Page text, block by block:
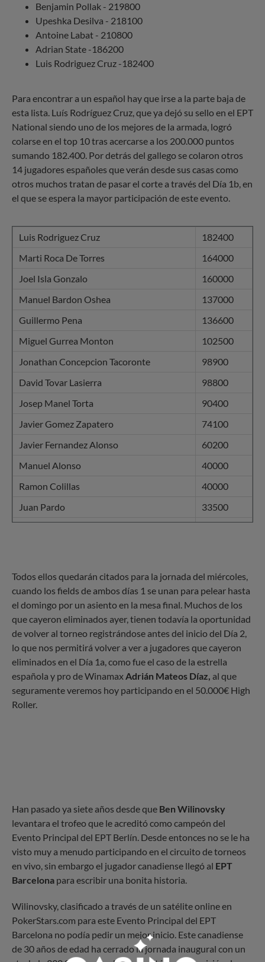
Benjamin Pollak - 219800
Upeshka Desilva - 218100
Antoine Labat - 210800
Adrian State -186200
Luis Rodriguez Cruz -182400
Para encontrar a un español hay que irse a la parte baja de
esta lista. Luís Rodríguez Cruz, que ya dejó su sello en el EPT
National siendo uno de los mejores de la armada, logró
colarse en el top 10 tras acercarse a los 200.000 puntos
sumando 182.400. Por detrás del gallego se colaron otros
14 jugadores españoles que verán desde sus casas como
otros muchos tratan de pasar el corte a través del Día 1b, en
el que se espera la mayor participación de este evento.
Luis Rodriguez Cruz
182400
Marti Roca De Torres
164000
Joel Isla Gonzalo
160000
Manuel Bardon Oshea
137000
Guillermo Pena
136600
Miguel Gurrea Monton
102500
Jonathan Concepcion Tacoronte
98900
David Tovar Lasierra
98800
Josep Manel Torta
90400
Javier Gomez Zapatero
74100
Javier Fernandez Alonso
60200
Manuel Alonso
40000
Ramon Colillas
40000
Juan Pardo
33500
Todos ellos quedarán citados para la jornada del miércoles,
cuando los fields de ambos días 1 se unan para pelear hasta
el domingo por un asiento en la mesa final. Muchos de los
que cayeron eliminados ayer, tienen todavía la oportunidad
de volver al torneo registrándose antes del inicio del Día 2,
lo que nos permitirá volver a ver a jugadores que cayeron
eliminados en el Día 1a, como fue el caso de la estrella
española y pro de WinamaxAdrián Mateos Díaz, al que
seguramente veremos hoy participando en el 50.000€ High
Roller.
Han pasado ya siete años desde que Ben Wilinovsky
levantara el trofeo que le acreditó como campeón del
Evento Principal del EPT Berlín. Desde entonces no se le ha
visto muy a menudo participando en el circuito de torneos
en vivo, sin embargo el jugador canadiense llegó al EPT
Barcelona para escribir una bonita historia.
Wilinovsky, clasificado a través de un satélite online en
PokerStars.com para este Evento Principal del EPT
Barcelona no podía pedir un mejor inicio. Este canadiense
de 30 años de edad ha cerrado la jornada inaugural con un